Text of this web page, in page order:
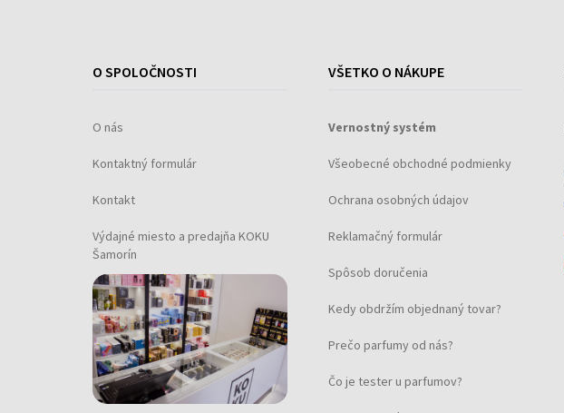
O SPOLOČNOSTI
O nás
Kontaktný formulár
Kontakt
Výdajné miesto a predajňa KOKU
Šamorín
VŠETKO O NÁKUPE
Vernostný systém
Všeobecné obchodné podmienky
Ochrana osobných údajov
Reklamačný formulár
Spôsob doručenia
Kedy obdržím objednaný tovar?
Prečo parfumy od nás?
Čo je tester u parfumov?